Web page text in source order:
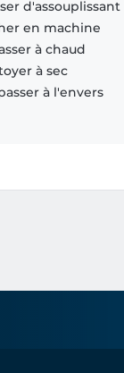
d'assouplissant
en machine
à chaud
à sec
à l'envers